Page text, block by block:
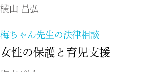
横山 昌弘
梅ちゃん先生の法律相談
女性の保護と育児支援